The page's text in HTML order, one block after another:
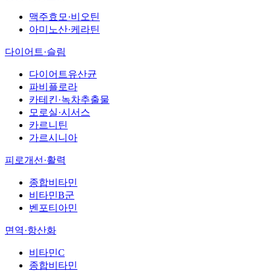
맥주효모·비오틴
아미노산·케라틴
다이어트·슬림
다이어트유산균
파비플로라
카테킨·녹차추출물
모로실·시서스
카르니틴
가르시니아
피로개선·활력
종합비타민
비타민B군
벤포티아민
면역·항산화
비타민C
종합비타민